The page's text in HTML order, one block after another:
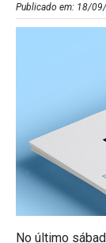
Publicado em: 18/
No último